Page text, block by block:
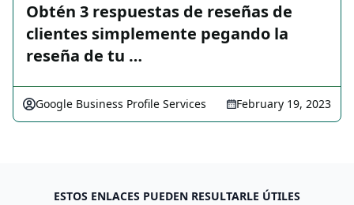
Obtén 3 respuestas de reseñas de
clientes simplemente pegando la
reseña de tu …
Google Business Profile Services February 19, 2023
ESTOS ENLACES PUEDEN RESULTARLE ÚTILES